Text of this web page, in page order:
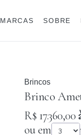
MARCAS SOBRE
Brincos
Brinco
R$ 17.360,00
ou em